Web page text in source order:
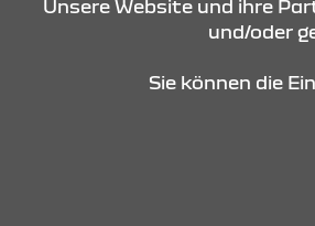
Unsere Website und ihre
und/oder
Sie können die